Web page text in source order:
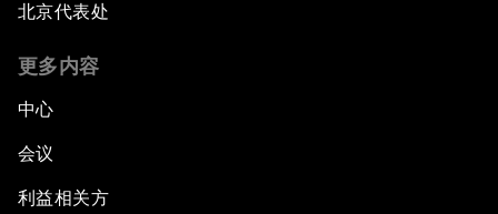
北京代表处
更多内容
中心
会议
利益相关方